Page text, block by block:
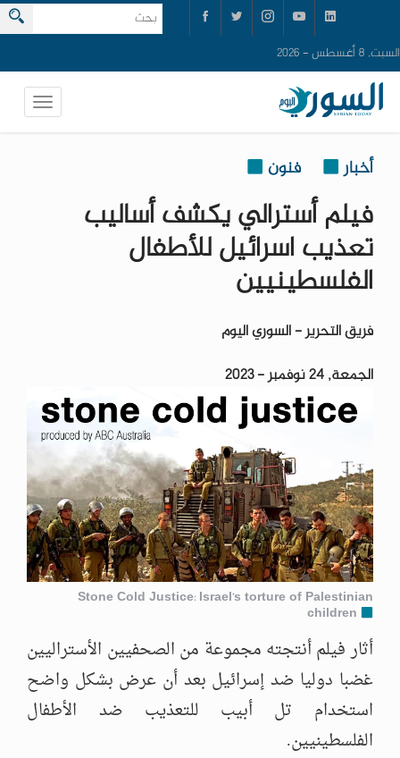
السبت, 8 أغسطس - 2026
أخبار فنون
فيلم أسترالي يكشف أساليب
تعذيب اسرائيل للأطفال
الفلسطينيين
فريق التحرير - السوري اليوم
الجمعة, 24 نوفمبر - 2023
Stone Cold Justice: Israel’s torture of Palestinian
children
أثار فيلم أنتجته مجموعة من الصحفيين الأستراليين
غضبا دوليا ضد إسرائيل بعد أن عرض بشكل واضح
استخدام تل أبيب للتعذيب ضد الأطفال
الفلسطينيين.